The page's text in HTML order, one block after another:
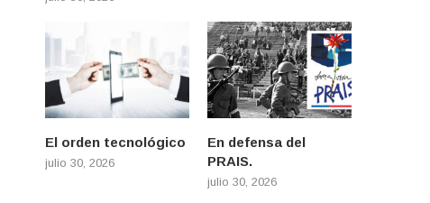
El orden tecnológico
julio 30, 2026
En defensa del
PRAIS.
julio 30, 2026